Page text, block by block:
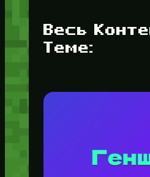
Весь
Теме: